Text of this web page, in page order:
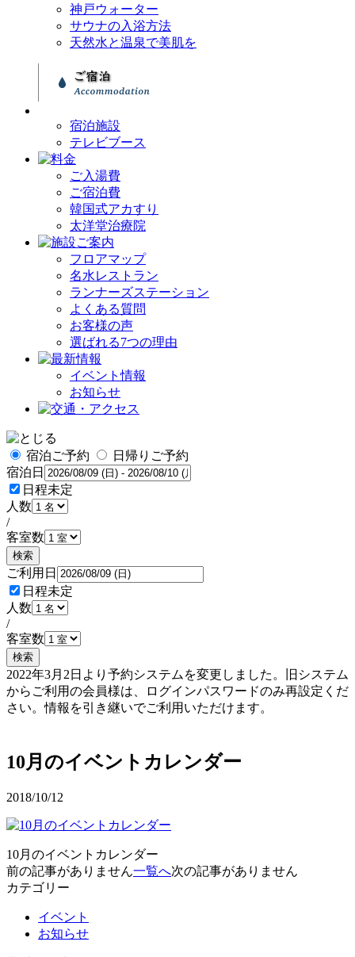
神戸ウォーター
サウナの入浴方法
天然水と温泉で美肌を
宿泊施設
テレビブース
ご入湯費
ご宿泊費
韓国式アカすり
太洋堂治療院
フロアマップ
名水レストラン
ランナーズステーション
よくある質問
お客様の声
選ばれる7つの理由
イベント情報
お知らせ
宿泊ご予約
日帰りご予約
宿泊日
日程未定
人数
/
客室数
検索
ご利用日
日程未定
人数
/
客室数
検索
2022年3月2日より予約システムを変更しました。旧システム
からご利用の会員様は、ログインパスワードのみ再設定くだ
さい。情報を引き継いでご利用いただけます。
10月のイベントカレンダー
2018/10/12
10月のイベントカレンダー
前の記事がありません一覧へ次の記事がありません
カテゴリー
イベント
お知らせ